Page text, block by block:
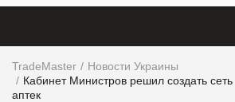
TradeMaster
Новости Украины
Кабинет Министров решил создать сеть
аптек